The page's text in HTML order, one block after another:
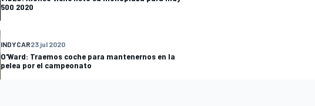
500 2020
INDYCAR23 jul 2020
O'Ward: Traemos coche para mantenernos en la
pelea por el campeonato